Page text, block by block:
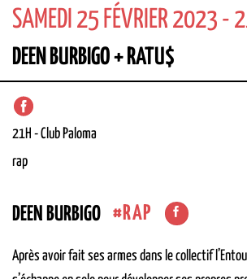
SAMEDI 25 FÉVRIER 2023 -
DEEN BURBIGO + RATU$
21H -Club Paloma
rap
DEEN BURBIGO RAP
Après avoir fait ses armes dans le collectif